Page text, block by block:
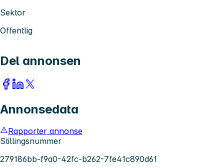
Sektor
Offentlig
Del annonsen
Annonsedata
Rapporter annonse
Stillingsnummer
279186bb-f9a0-42fc-b262-7fe41c890d61